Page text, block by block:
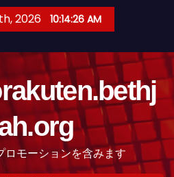
2026 10:14:27 AM
ロモーションを含みます